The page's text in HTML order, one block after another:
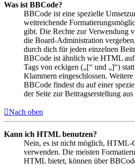
Was ist BBCode?
BBCode ist eine spezielle
weitreichende
gibt. Die Rechte zur Verwendung
die Board-Administration
durch dich für jeden einzelnen
BBCode ist ähnlich wie HTML
Tags von eckigen („[“ und „]“)
Klammern eingeschlossen.
BBCode findest du auf einer
der Seite zur Beitragserstellung
Nach oben
Kann ich HTML benutzen?
Nein, es ist nicht möglich, HTML-
verwenden. Die meisten
HTML bietet, können über